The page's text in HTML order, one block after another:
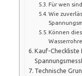
Für wen
Wie
Können
Kauf-
Technische